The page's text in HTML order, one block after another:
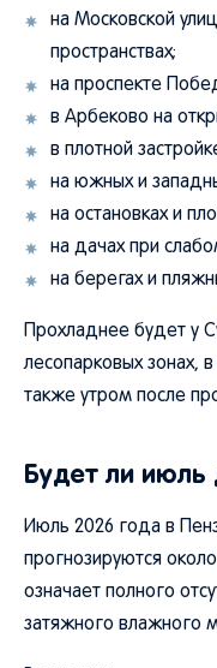
на Московской
пространствах;
на проспекте
в Арбеково на
в плотной
на южных и
на остановках и
на дачах при
на берегах и
Прохладнее будет у
лесопарковых зонах,
также утром после
Будет ли
Июль 2026 года в
прогнозируются
означает полного
затяжного влажного